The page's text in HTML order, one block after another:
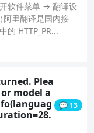
软件菜单 → 翻译设
里翻译是国内接
的 HTTP_PR...
Plea
model a
💬 13